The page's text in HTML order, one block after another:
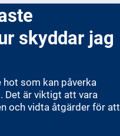
skyddar jag
som kan påverka
Det är viktigt att vara
och vidta åtgärder för att